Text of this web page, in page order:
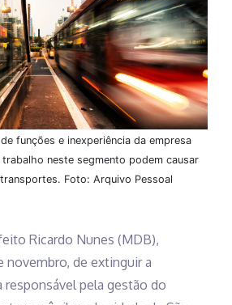
funções e inexperiência da empresa
neste segmento podem causar
Foto: Arquivo Pessoal
Ricardo Nunes (MDB),
novembro, de extinguir a
responsável pela gestão do